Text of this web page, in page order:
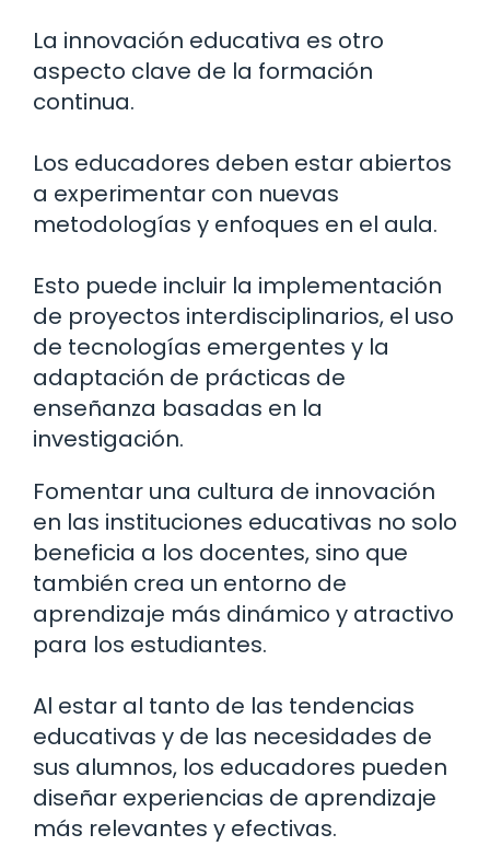
La innovación educativa es otro
aspecto clave de la formación
continua.
Los educadores deben estar abiertos
a experimentar con nuevas
metodologías y enfoques en el aula.
Esto puede incluir la implementación
de proyectos interdisciplinarios, el uso
de tecnologías emergentes y la
adaptación de prácticas de
enseñanza basadas en la
investigación.
Fomentar una cultura de innovación
en las instituciones educativas no solo
beneficia a los docentes, sino que
también crea un entorno de
aprendizaje más dinámico y atractivo
para los estudiantes.
Al estar al tanto de las tendencias
educativas y de las necesidades de
sus alumnos, los educadores pueden
diseñar experiencias de aprendizaje
más relevantes y efectivas.